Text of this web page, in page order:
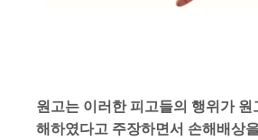
원고는 이러한 피고들의 행위가원
해하였다고 주장하면서 손해배상